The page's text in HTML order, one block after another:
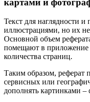
картами и
Текст для наглядности
иллюстрациями, но их
Основной объем
помещают в приложение
количества страниц.
Таким образом, реферат
сервисных или
дополнять картинками